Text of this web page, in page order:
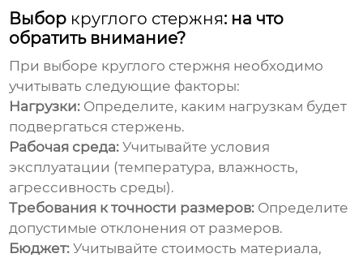
Выбор круглого стержня: на что
обратить внимание?
При выборе круглого стержня необходимо
учитывать следующие факторы:
Нагрузки: Определите, каким нагрузкам будет
подвергаться стержень.
Рабочая среда: Учитывайте условия
эксплуатации (температура, влажность,
агрессивность среды).
Требования к точности размеров: Определите
допустимые отклонения от размеров.
Бюджет: Учитывайте стоимость материала,